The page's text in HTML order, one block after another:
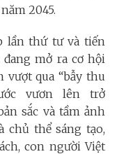
2045.
lần thứ tư và tiến
mở ra cơ hội
vượt qua “bẫy thu
vươn lên trở
sắc và tầm ảnh
chủ thể sáng tạo,
con người Việt